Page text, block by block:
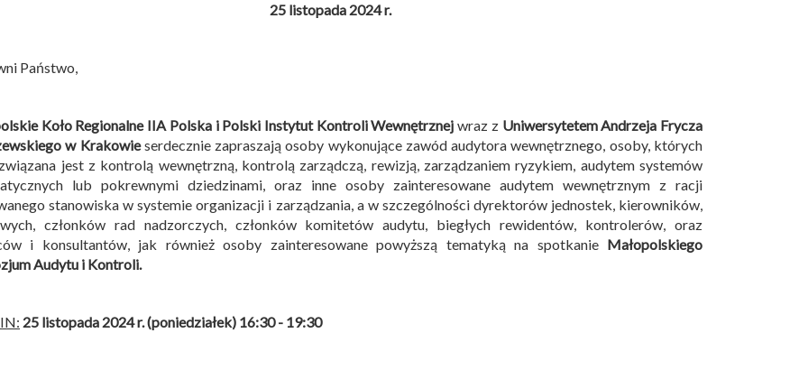
25 listopada 2024 r.
Państwo,
Koło Regionalne IIA Polska i Polski Instytut Kontroli Wewnętrznej wraz z Uniwersytetem Andrzeja Frycza
w Krakowieserdecznie zapraszają osoby wykonujące zawód audytora wewnętrznego, osoby, których
jest z kontrolą wewnętrzną, kontrolą zarządczą, rewizją, zarządzaniem ryzykiem, audytem systemów
lub pokrewnymi dziedzinami, oraz inne osoby zainteresowane audytem wewnętrznym z racji
stanowiska w systemie organizacji i zarządzania, a w szczególności dyrektorów jednostek, kierowników,
członków rad nadzorczych, członków komitetów audytu, biegłych rewidentów, kontrolerów, oraz
i konsultantów, jak również osoby zainteresowane powyższą tematyką na spotkanie Małopolskiego
Audytu i Kontroli.
25 listopada 2024 r. (poniedziałek) 16:30 - 19:30